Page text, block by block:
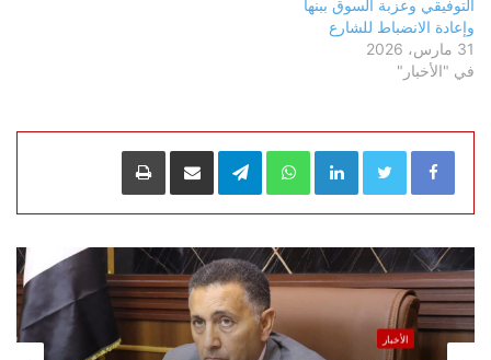
التوفيقي وعزبة السوق ببنها
وإعادة الانضباط للشارع
31 مارس، 2026
في "الأخبار"
LinkedIn
WhatsApp
Telegramمشاركة عبر البريد طباعة
الأخبار